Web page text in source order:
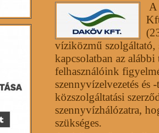
víziközmű szolgáltató,
kapcsolatban az
felhasználóink
szennyvízelvezetés és
közszolgáltatási
szennyvízhálózatra,
szükséges.